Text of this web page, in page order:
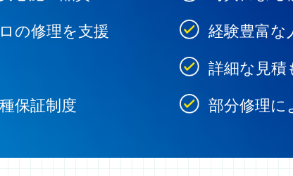
の修理を支援
経験豊富な
詳細な見積
保証制度
部分修理